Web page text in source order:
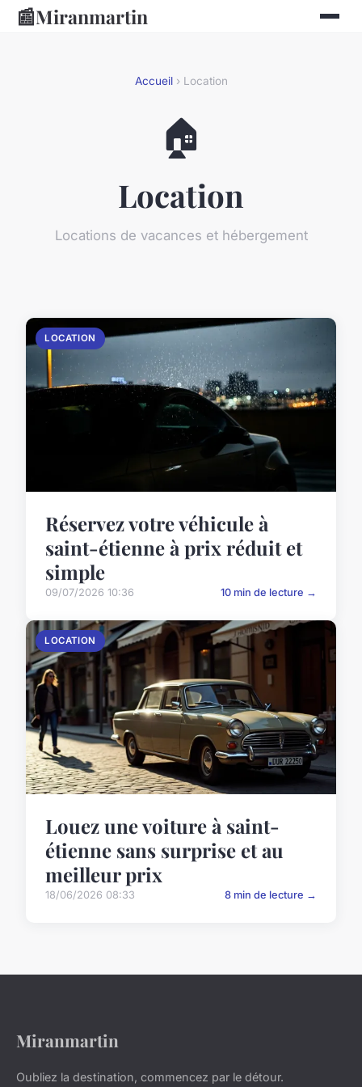
📰Miranmartin
Accueil› Location
🏠
Location
Locations de vacances et hébergement
LOCATION
Réservez votre véhicule à
saint-étienne à prix réduit et
simple
09/07/2026 10:36 10 min de lecture →
LOCATION
Louez une voiture à saint-
étienne sans surprise et au
meilleur prix
18/06/2026 08:33 8 min de lecture →
Miranmartin
Oubliez la destination, commencez par le détour.